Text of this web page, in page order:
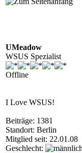
UMeadow
WSUS Spezialist
Offline
I Love WSUS!
Beiträge: 1381
Standort: Berlin
Mitglied seit: 22.01.08
Geschlecht: